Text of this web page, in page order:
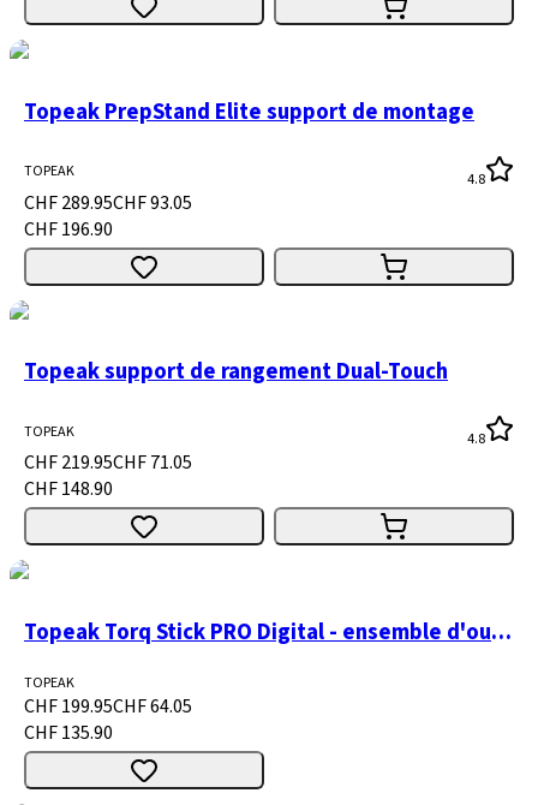
Topeak PrepStand Elite support de montage
TOPEAK 4.8
CHF 289.95CHF 93.05
CHF 196.90
Topeak support de rangement Dual-Touch
TOPEAK 4.8
CHF 219.95CHF 71.05
CHF 148.90
Topeak Torq Stick PRO Digital - ensemble d'outils
TOPEAK
CHF 199.95CHF 64.05
CHF 135.90